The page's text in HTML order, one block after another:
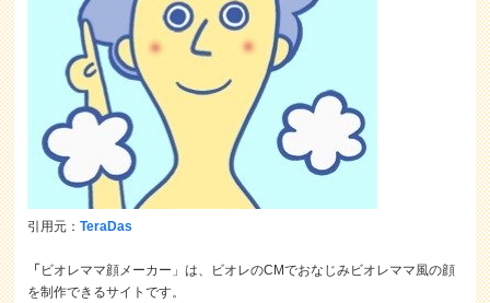
引用元：TeraDas
「 ビオレママ顔メーカー」は、ビオレのCMでおなじみビオレママ風の顔
を制作できるサイトです。